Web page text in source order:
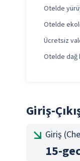
Otelde
Otelde
Ücretsiz
Otelde dağ
Giriş-
Giriş
15-